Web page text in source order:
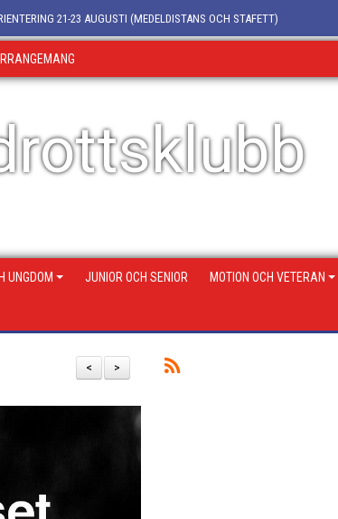
21-23 AUGUSTI (MEDELDISTANS OCH STAFETT)
UNGDOM JUNIOR OCH SENIOR MOTION OCH VETERAN
>
<